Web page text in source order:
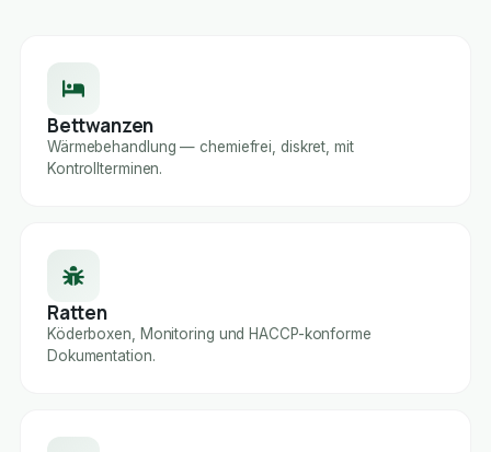
Bettwanzen
Wärmebehandlung — chemiefrei, diskret, mit
Kontrollterminen.
Ratten
Köderboxen, Monitoring und HACCP-konforme
Dokumentation.